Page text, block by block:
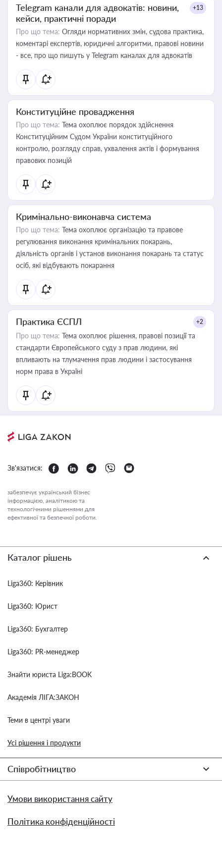
Telegram канали для адвокатів: новини,
кейси, практичні поради
+13
Про що тема: Огляди нормативних змін, судова практика,
коментарі експертів, юридичні алгоритми, правові новини
- все, про що пишуть у Telegram каналах для адвокатів
Конституційне провадження
Про що тема: Тема охоплює порядок здійснення
Конституційним Судом України конституційного
контролю, розгляду справ, ухвалення актів і формування
правових позицій
Кримінально-виконавча система
Про що тема: Тема охоплює організацію та правове
регулювання виконання кримінальних покарань,
діяльність органів і установ виконання покарань та статус
осіб, які відбувають покарання
Практика ЄСПЛ +2
Про що тема: Тема охоплює рішення, правові позиції та
стандарти Європейського суду з прав людини, які
впливають на тлумачення прав людини і застосування
норм права в Україні
Зв'язатися:
забезпечує український бізнес
інформацією, аналітикою та
технологічними рішеннями для
ефективної та безпечної роботи.
Каталог рішень
Liga360: Керівник
Liga360: Юрист
Liga360: Бухгалтер
Liga360: PR-менеджер
Знайти юриста Liga:BOOK
Академія ЛІГА:ЗАКОН
Теми в центрі уваги
Усі рішення і продукти
Співробітництво
Умови використання сайту
Політика конфіденційності